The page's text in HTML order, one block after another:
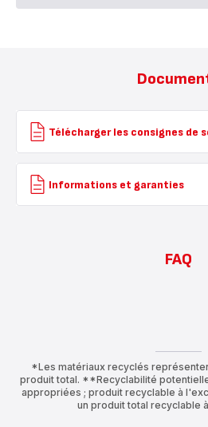
Télécharger les consignes de
Informations et garanties
FAQ
*Les matériaux recyclés
produit total. **Recyclabilité
appropriées ; produit recyclable à
un produit total recyclable